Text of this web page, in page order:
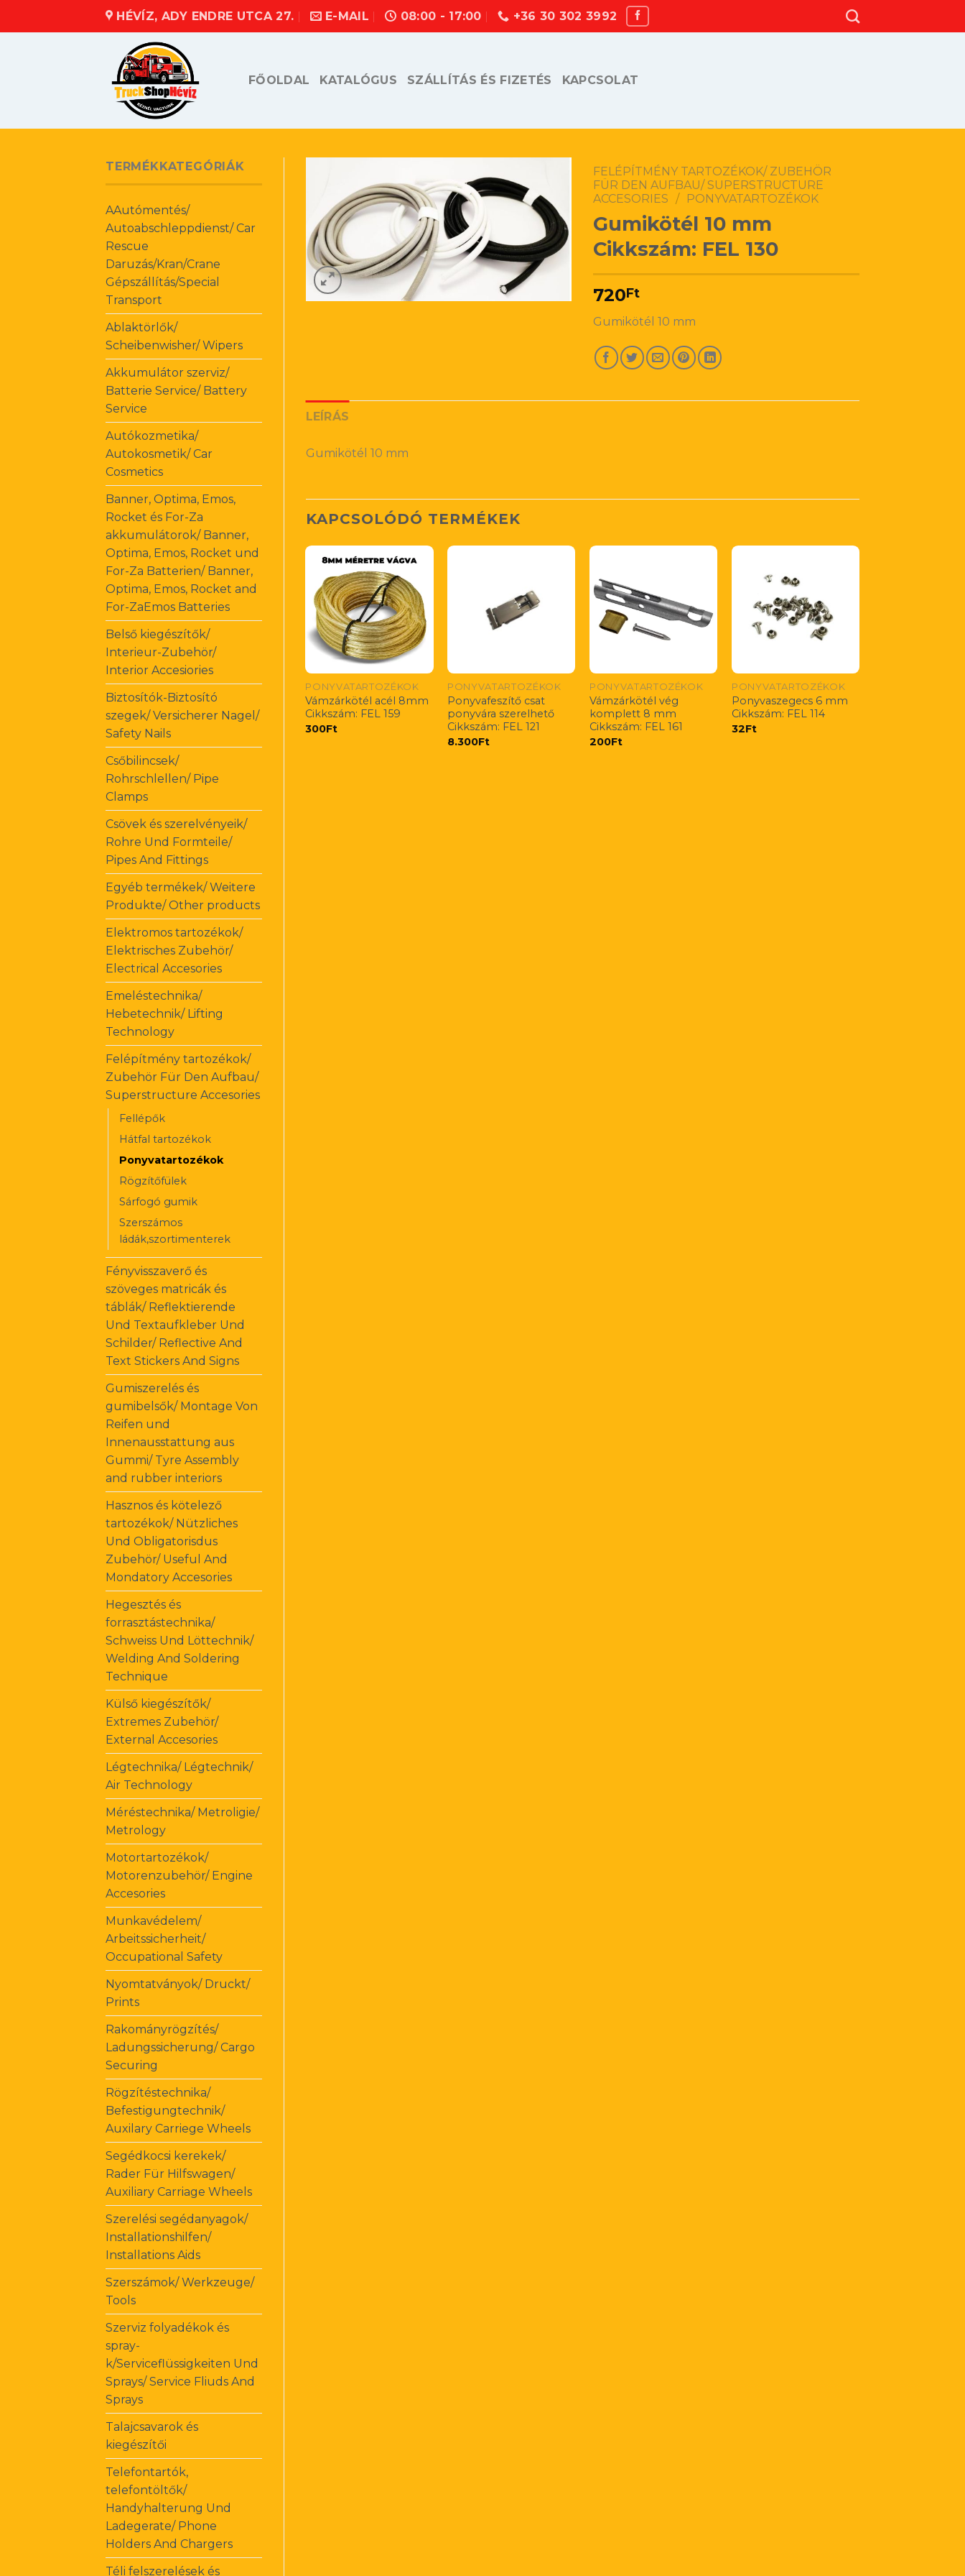
HÉVÍZ, ADY ENDRE UTCA 27. E-MAIL 08:00 - 17:00 +36 30 302 3992
FŐOLDAL KATALÓGUS SZÁLLÍTÁS ÉS FIZETÉS KAPCSOLAT
TERMÉKKATEGÓRIÁK
AAutómentés/
Autoabschleppdienst/ Car
Rescue
Daruzás/Kran/Crane
Gépszállítás/Special
Transport
Ablaktörlők/
Scheibenwisher/ Wipers
Akkumulátor szerviz/
Batterie Service/ Battery
Service
Autókozmetika/
Autokosmetik/ Car
Cosmetics
Banner, Optima, Emos,
Rocket és For-Za
akkumulátorok/ Banner,
Optima, Emos, Rocket und
For-Za Batterien/ Banner,
Optima, Emos, Rocket and
For-ZaEmos Batteries
Belső kiegészítők/
Interieur-Zubehör/
Interior Accesiories
Biztosítók-Biztosító
szegek/ Versicherer Nagel/
Safety Nails
Csőbilincsek/
Rohrschlellen/ Pipe
Clamps
Csövek és szerelvényeik/
Rohre Und Formteile/
Pipes And Fittings
Egyéb termékek/ Weitere
Produkte/ Other products
Elektromos tartozékok/
Elektrisches Zubehör/
Electrical Accesories
Emeléstechnika/
Hebetechnik/ Lifting
Technology
Felépítmény tartozékok/
Zubehör Für Den Aufbau/
Superstructure Accesories
Fellépők
Hátfal tartozékok
Ponyvatartozékok
Rögzítőfülek
Sárfogó gumik
Szerszámos
ládák,szortimenterek
Fényvisszaverő és
szöveges matricák és
táblák/ Reflektierende
Und Textaufkleber Und
Schilder/ Reflective And
Text Stickers And Signs
Gumiszerelés és
gumibelsők/ Montage Von
Reifen und
Innenausstattung aus
Gummi/ Tyre Assembly
and rubber interiors
Hasznos és kötelező
tartozékok/ Nützliches
Und Obligatorisdus
Zubehör/ Useful And
Mondatory Accesories
Hegesztés és
forrasztástechnika/
Schweiss Und Löttechnik/
Welding And Soldering
Technique
Külső kiegészítők/
Extremes Zubehör/
External Accesories
Légtechnika/ Légtechnik/
Air Technology
Méréstechnika/ Metroligie/
Metrology
Motortartozékok/
Motorenzubehör/ Engine
Accesories
Munkavédelem/
Arbeitssicherheit/
Occupational Safety
Nyomtatványok/ Druckt/
Prints
Rakományrögzítés/
Ladungssicherung/ Cargo
Securing
Rögzítéstechnika/
Befestigungtechnik/
Auxilary Carriege Wheels
Segédkocsi kerekek/
Rader Für Hilfswagen/
Auxiliary Carriage Wheels
Szerelési segédanyagok/
Installationshilfen/
Installations Aids
Szerszámok/ Werkzeuge/
Tools
Szerviz folyadékok és
spray-
k/Serviceflüssigkeiten Und
Sprays/ Service Fliuds And
Sprays
Talajcsavarok és
kiegészítői
Telefontartók,
telefontöltők/
Handyhalterung Und
Ladegerate/ Phone
Holders And Chargers
Téli felszerelések és
FELÉPÍTMÉNY TARTOZÉKOK/ ZUBEHÖR
FÜR DEN AUFBAU/ SUPERSTRUCTURE
ACCESORIES / PONYVATARTOZÉKOK
Gumikötél 10 mm
Cikkszám: FEL 130
720Ft
Gumikötél 10 mm
LEÍRÁS
Gumikötél 10 mm
KAPCSOLÓDÓ TERMÉKEK
PONYVATARTOZÉKOK
Vámzárkötél acél 8mm
Cikkszám: FEL 159
300Ft
PONYVATARTOZÉKOK
Ponyvafeszítő csat
ponyvára szerelhető
Cikkszám: FEL 121
8.300Ft
PONYVATARTOZÉKOK
Vámzárkötél vég
komplett 8 mm
Cikkszám: FEL 161
200Ft
PONYVATARTOZÉKOK
Ponyvaszegecs 6 mm
Cikkszám: FEL 114
32Ft